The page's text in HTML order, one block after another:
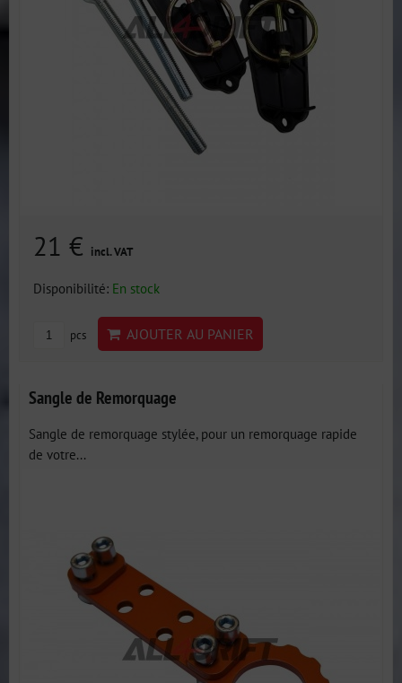
21 € incl. VAT
Disponibilité: En stock
pcs AJOUTER AU PANIER
Sangle de Remorquage
Sangle de remorquage stylée, pour un remorquage rapide
de votre...